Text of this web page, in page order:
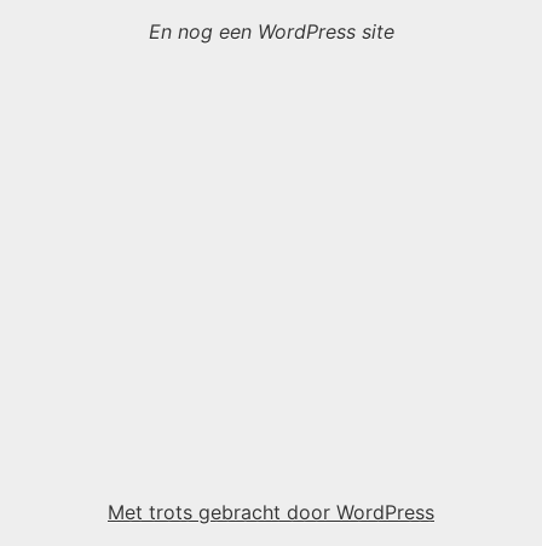
En nog een WordPress site
Met trots gebracht door WordPress